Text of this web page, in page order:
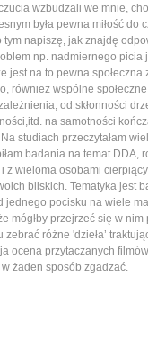
wzbudzali we mnie,
była pewna miłość do
tym napiszę, jak znajdę
np. nadmiernego picia
jest na to pewna społeczna
również wspólne
od skłonności
na samotności
studiach przeczytałam
badania na temat DDA,
z wieloma osobami
bliskich. Tematyka jest
jednego pocisku na wiele
mógłby przejrzeć się w nim
zebrać różne 'dzieła’
ocena przytaczanych
żaden sposób zgadzać.